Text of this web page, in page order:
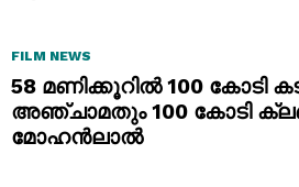
FILM NEWS
58 മണിക്കൂറിൽ 100 കോടി
അഞ്ചാമതും 100 കോടി
മോഹൻലാൽ